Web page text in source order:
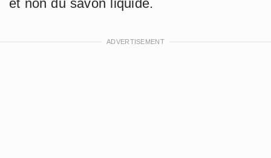
et non du savon liquide.